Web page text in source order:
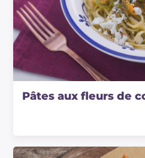
Pâtes aux fleurs de